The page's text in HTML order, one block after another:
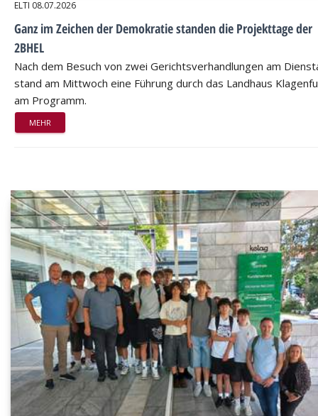
ELTI 08.07.2026
Ganz im Zeichen der Demokratie standen die Projekttage der
2BHEL
Nach dem Besuch von zwei Gerichtsverhandlungen am
stand am Mittwoch eine Führung durch das Landhaus
am Programm.
MEHR